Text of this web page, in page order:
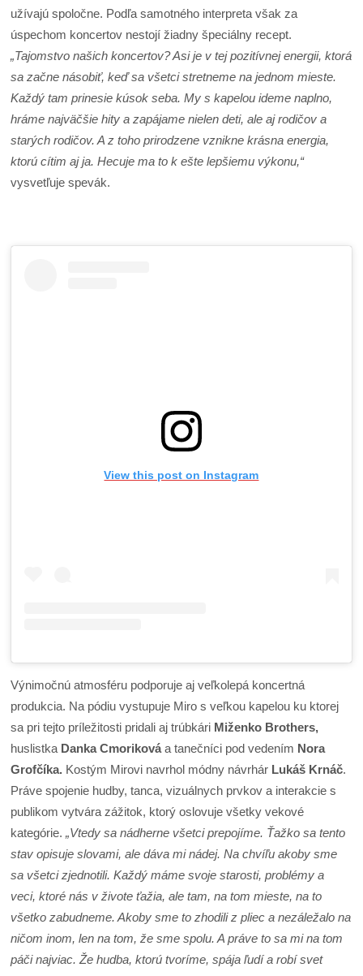
užívajú spoločne. Podľa samotného interpreta však za
úspechom koncertov nestojí žiadny špeciálny recept.
„Tajomstvo našich koncertov? Asi je v tej pozitívnej energii, ktorá
sa začne násobiť, keď sa všetci stretneme na jednom mieste.
Každý tam prinesie kúsok seba. My s kapelou ideme naplno,
hráme najväčšie hity a zapájame nielen deti, ale aj rodičov a
starých rodičov. A z toho prirodzene vznikne krásna energia,
ktorú cítim aj ja. Hecuje ma to k ešte lepšiemu výkonu,“
vysvetľuje spevák.
View this post on Instagram
Výnimočnú atmosféru podporuje aj veľkolepá koncertná
produkcia. Na pódiu vystupuje Miro s veľkou kapelou ku ktorej
sa pri tejto príležitosti pridali aj trúbkári Miženko Brothers,
huslistka Danka Cmorikováa tanečníci pod vedením Nora
Grofčíka. Kostým Mirovi navrhol módny návrhár Lukáš Krnáč.
Práve spojenie hudby, tanca, vizuálnych prvkov a interakcie s
publikom vytvára zážitok, ktorý oslovuje všetky vekové
kategórie.„Vtedy sa nádherne všetci prepojíme. Ťažko sa tento
stav opisuje slovami, ale dáva mi nádej. Na chvíľu akoby sme
sa všetci zjednotili. Každý máme svoje starosti, problémy a
veci, ktoré nás v živote ťažia, ale tam, na tom mieste, na to
všetko zabudneme. Akoby sme to zhodili z pliec a nezáležalo na
ničom inom, len na tom, že sme spolu. A práve to sa mi na tom
páči najviac. Že hudba, ktorú tvoríme, spája ľudí a robí svet